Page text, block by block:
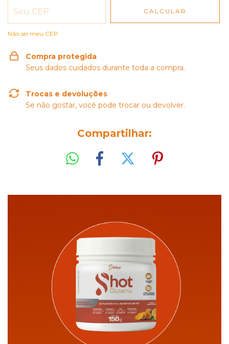
CALCULAR
Não sei meu CEP
Compra protegida
Seus dados cuidados durante toda a compra.
Trocas e devoluções
Se não gostar, você pode trocar ou devolver.
Compartilhar: